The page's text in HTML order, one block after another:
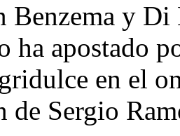
Benzema y
ha apostado
en el
de Sergio